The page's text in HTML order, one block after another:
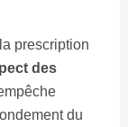
prescription
des
du